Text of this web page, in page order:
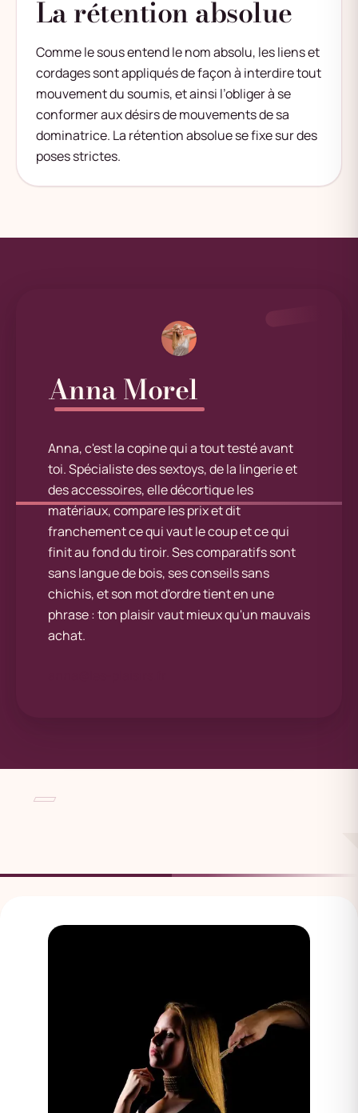
La rétention absolue
Comme le sous entend le nom absolu, les liens et
cordages sont appliqués de façon à interdire tout
mouvement du soumis, et ainsi l’obliger à se
conformer aux désirs de mouvements de sa
dominatrice. La rétention absolue se fixe sur des
poses strictes.
Anna Morel
Anna, c'est la copine qui a tout testé avant
toi. Spécialiste des sextoys, de la lingerie et
des accessoires, elle décortique les
matériaux, compare les prix et dit
franchement ce qui vaut le coup et ce qui
finit au fond du tiroir. Ses comparatifs sont
sans langue de bois, ses conseils sans
chichis, et son mot d'ordre tient en une
phrase : ton plaisir vaut mieux qu'un mauvais
achat.